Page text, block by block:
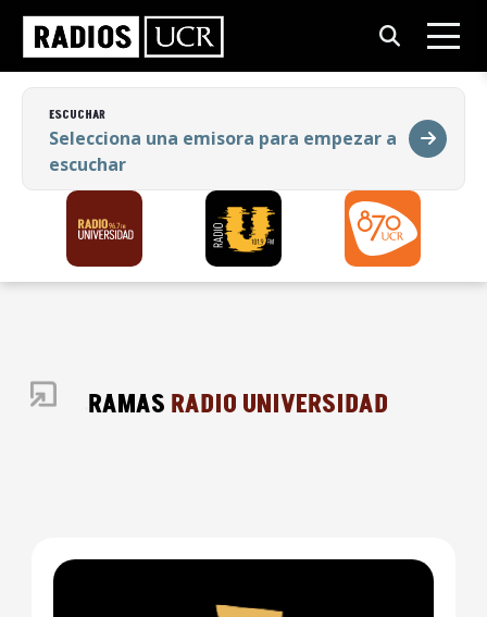
ESCUCHAR
Selecciona una emisora para empezar a
escuchar
ESCUCHAR
Selecciona una emisora para empezar a
escuchar
PROGRAMAS RADIO UNIVERSIDAD